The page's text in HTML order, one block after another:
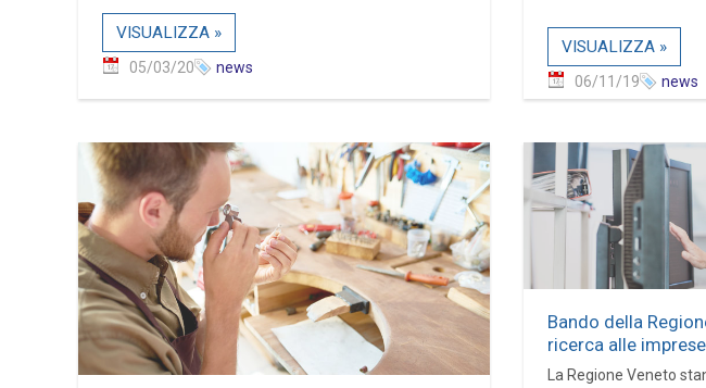
VISUALIZZA »
05/03/20 news
VISUALIZZA »
06/11/19 news
Bando della
ricerca alle imprese
La Regione Veneto